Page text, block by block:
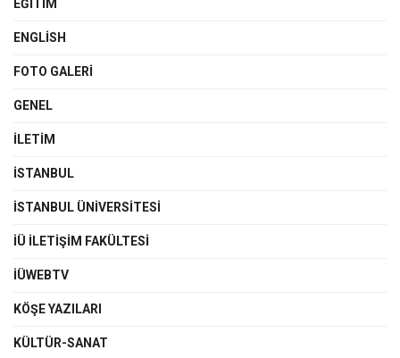
EĞITIM
ENGLISH
FOTO GALERI
GENEL
İLETIM
İSTANBUL
İSTANBUL ÜNIVERSITESI
İÜ İLETIŞIM FAKÜLTESI
İÜWEBTV
KÖŞE YAZILARI
KÜLTÜR-SANAT